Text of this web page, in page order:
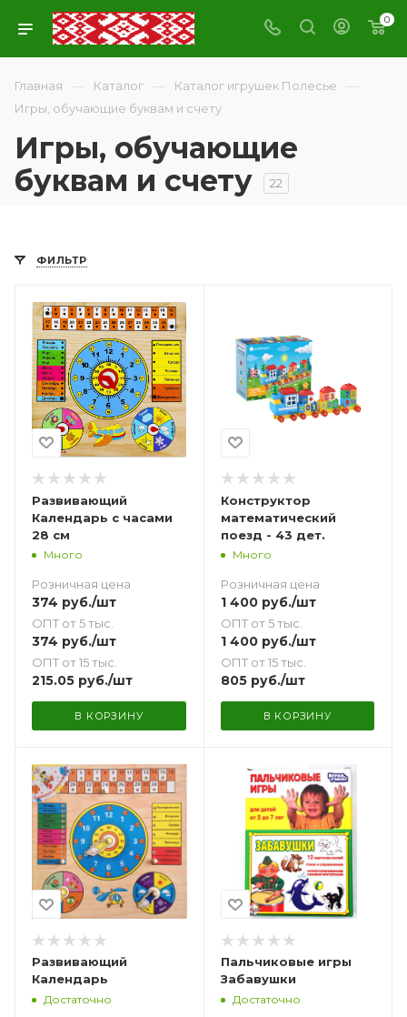
0
Главная — Каталог — Каталог игрушек Полесье —
Игры, обучающие буквам и счету
Игры, обучающие
буквам и счету
22
ФИЛЬТР
Развивающий
Календарь с часами
28 см
Много
Розничная цена
374 руб./шт
ОПТ от 5 тыс.
374 руб./шт
ОПТ от 15 тыс.
215.05 руб./шт
В КОРЗИНУ
Конструктор
математический
поезд - 43 дет.
Много
Розничная цена
1 400руб./шт
ОПТ от 5 тыс.
1 400руб./шт
ОПТ от 15 тыс.
805руб./шт
В КОРЗИНУ
Развивающий
Календарь
Достаточно
Пальчиковые игры
Забавушки
Достаточно